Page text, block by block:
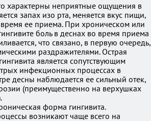
характерны неприятные ощущения в
запах изо рта, меняется вкус пищи,
ее приема. При хроническом или
боль в деснах во время приема
что связано, в первую очередь,
раздражителями. Острая
является сопутствующим
инфекционных процессах в
десны наблюдается ее сильный отек,
(преимущественно на верхушках
форма гингивита.
возникают чаще всего на